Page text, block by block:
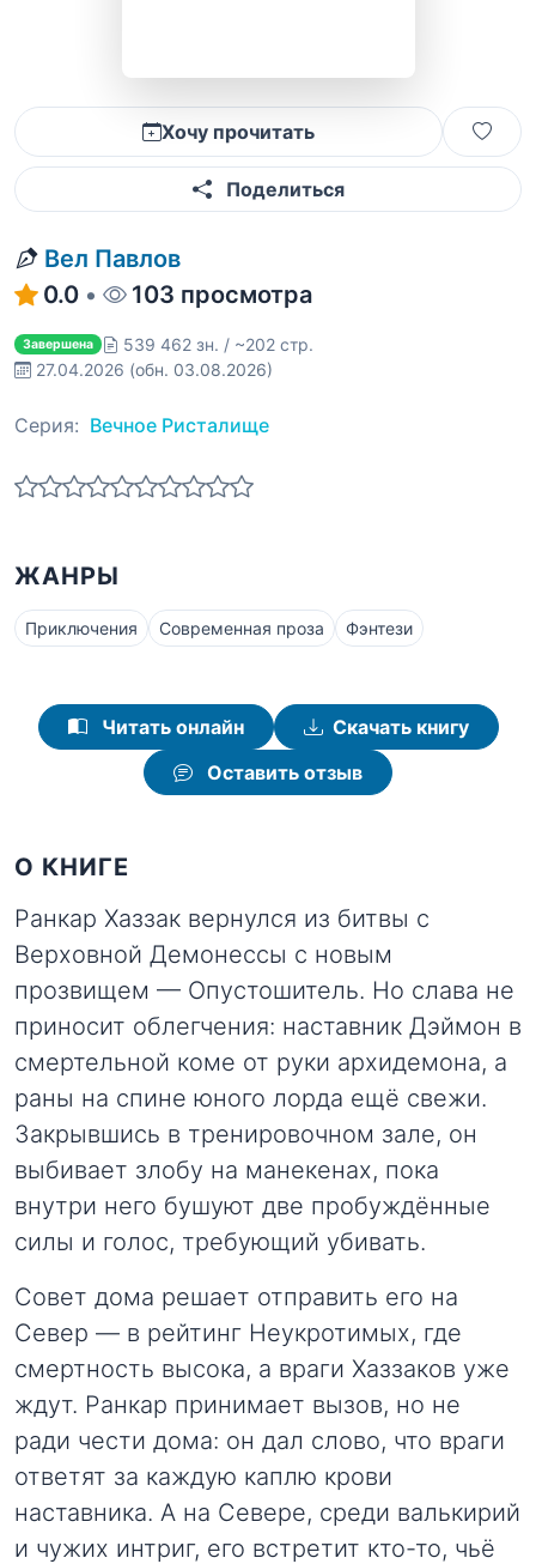
Хочу прочитать
Поделиться
Вел Павлов
0.0 • 103 просмотра
Завершена
539 462 зн. / ~202 стр.
27.04.2026 (обн. 03.08.2026)
Серия: Вечное Ристалище
ЖАНРЫ
Приключения Современная проза Фэнтези
Читать онлайн
Скачать книгу
Оставить отзыв
О КНИГЕ
Ранкар Хаззак вернулся из битвы с
Верховной Демонессы с новым
прозвищем — Опустошитель. Но слава не
приносит облегчения: наставник Дэймон в
смертельной коме от руки архидемона, а
раны на спине юного лорда ещё свежи.
Закрывшись в тренировочном зале, он
выбивает злобу на манекенах, пока
внутри него бушуют две пробуждённые
силы и голос, требующий убивать.
Совет дома решает отправить его на
Север — в рейтинг Неукротимых, где
смертность высока, а враги Хаззаков уже
ждут. Ранкар принимает вызов, но не
ради чести дома: он дал слово, что враги
ответят за каждую каплю крови
наставника. А на Севере, среди валькирий
и чужих интриг, его встретит кто-то, чьё